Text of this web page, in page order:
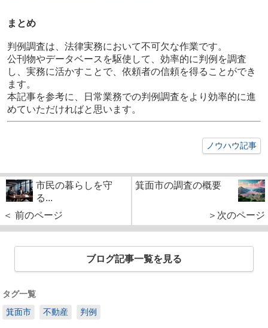
まとめ
判例調査は、法律実務において不可欠な作業です。
公刊物やデータベースを駆使して、効率的に判例を調査
し、実務に活かすことで、依頼者の信頼を得ることができ
ます。
本記事を参考に、日常業務での判例調査をより効率的に進
めていただければと思います。
ノウハウ記事
市民の暮らしを守
る...
＜ 前のページ
箕面市の調査の概要
＞次のページ
ブログ記事一覧を見る
タグ一覧
箕面市
不動産 判例